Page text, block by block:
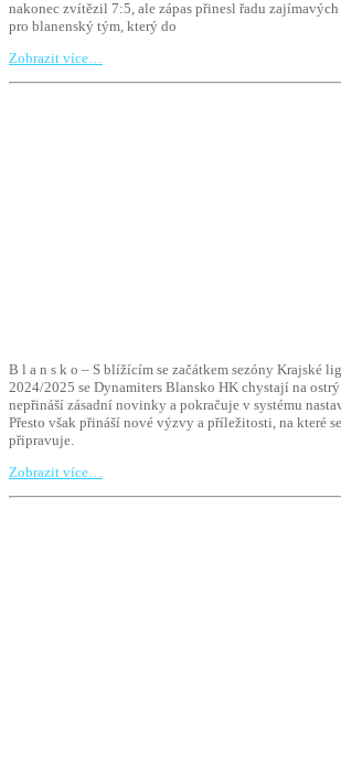
nakonec zvítězil 7:5, ale zápas přinesl řadu
pro blanenský tým, který do
Zobrazit více…
B l a n s k o – S blížícím se začátkem sezóny Krajské
2024/2025 se Dynamiters Blansko HK chystají na
nepřináší zásadní novinky a pokračuje v systému
Přesto však přináší nové výzvy a příležitosti, na které
připravuje.
Zobrazit více…